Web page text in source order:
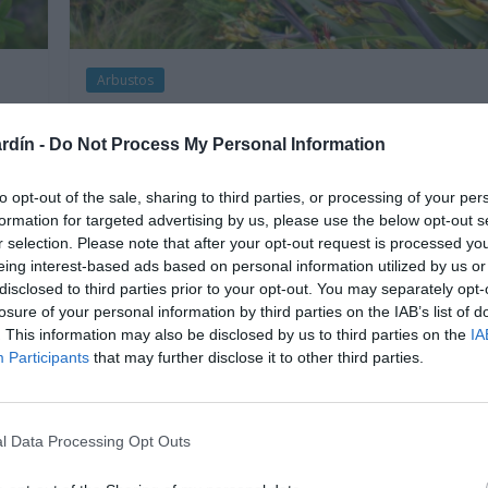
- Do Not Process My Personal Information
opt-out of the sale, sharing to third parties, or processing of your
for targeted advertising by us, please use the below opt-out
selection. Please note that after your opt-out request is processed
interest-based ads based on personal information utilized by us
to third parties prior to your opt-out. You may separately
of your personal information by third parties on the IAB’s list of
This information may also be disclosed by us to third parties on the
Participants that may further disclose it to other third parties.
Data Processing Opt Outs
Arbustos
Lino de Nueva Zelanda-
Cañamo de Nueva
Zelanda-Phormium
Tenax
Marisol Huesca
Dificultad baja
Planta herbácea perenne de grandes dimensiones y
gruesas de color verde oscuro, verde, o variegadas
de amarillo. Floración abundante en verano, espigas
florales largas y erectas de flores amarillo
anaranjado, rojas en su madurez. Situación soleada